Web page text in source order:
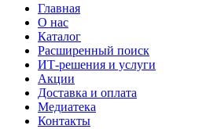
Главная
О нас
Каталог
Расширенный поиск
ИТ-решения и услуги
Акции
Доставка и оплата
Медиатека
Контакты